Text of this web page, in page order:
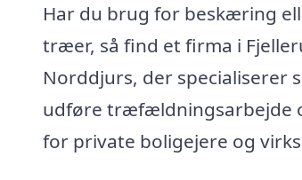
Har du brug for beskæring
træer, så find et firma i
Norddjurs, der specialiserer
udføre træfældningsarbejde
for private boligejere og